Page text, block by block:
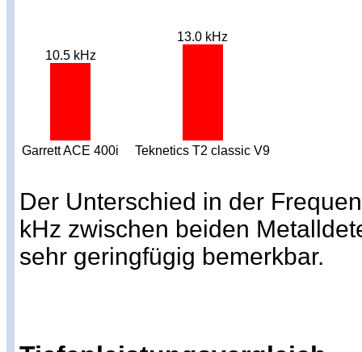
10.5 kHz
13.0 kHz
Garrett ACE 400i Teknetics T2 classic V9
Der Unterschied in der
kHz zwischen beiden
sehr geringfügig bemerkbar.